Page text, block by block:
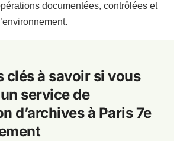
documentées, contrôlées et
clés à savoir si vous
service de
d’archives à Paris 7e